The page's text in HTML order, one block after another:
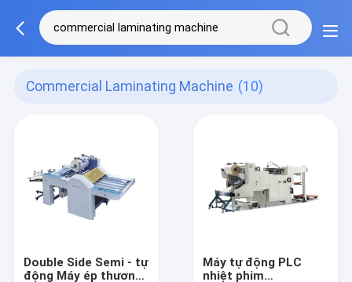
Commercial Laminating Machine (10)
Double Side Semi - tự
động Máy ép thương
Máy tự động PLC
nhiệt phim